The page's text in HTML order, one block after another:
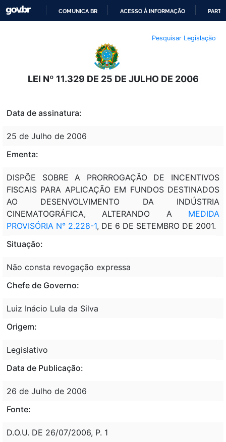
O
CONTEÚDO
COMUNICA BR ACESSO À INFORMAÇÃO
Pesquisar Legislação
LEI Nº 11.329 DE 25 DE JULHO DE 2006
Data de assinatura:
25 de Julho de 2006
Ementa:
DISPÕE SOBRE A PRORROGAÇÃO DE INCENTIVOS
FISCAIS PARA APLICAÇÃO EM FUNDOS DESTINADOS
AO DESENVOLVIMENTO DA INDÚSTRIA
CINEMATOGRÁFICA, ALTERANDO A MEDIDA
PROVISÓRIA N° 2.228-1, DE 6 DE SETEMBRO DE 2001.
Situação:
Não consta revogação expressa
Chefe de Governo:
Luiz Inácio Lula da Silva
Origem:
Legislativo
Data de Publicação:
26 de Julho de 2006
Fonte:
D.O.U. DE 26/07/2006, P. 1